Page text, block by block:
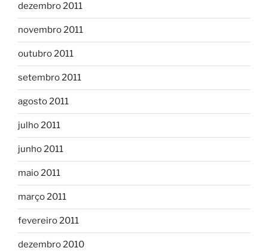
dezembro 2011
novembro 2011
outubro 2011
setembro 2011
agosto 2011
julho 2011
junho 2011
maio 2011
março 2011
fevereiro 2011
dezembro 2010